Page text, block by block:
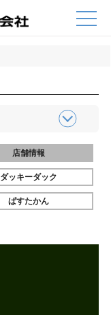
店舗情報
ダッキーダック
ぱすたかん